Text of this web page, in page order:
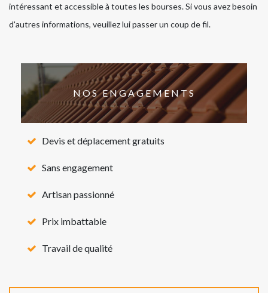
intéressant et accessible à toutes les bourses. Si vous avez besoin
d'autres informations, veuillez lui passer un coup de fil.
NOS ENGAGEMENTS
Devis et déplacement gratuits
Sans engagement
Artisan passionné
Prix imbattable
Travail de qualité